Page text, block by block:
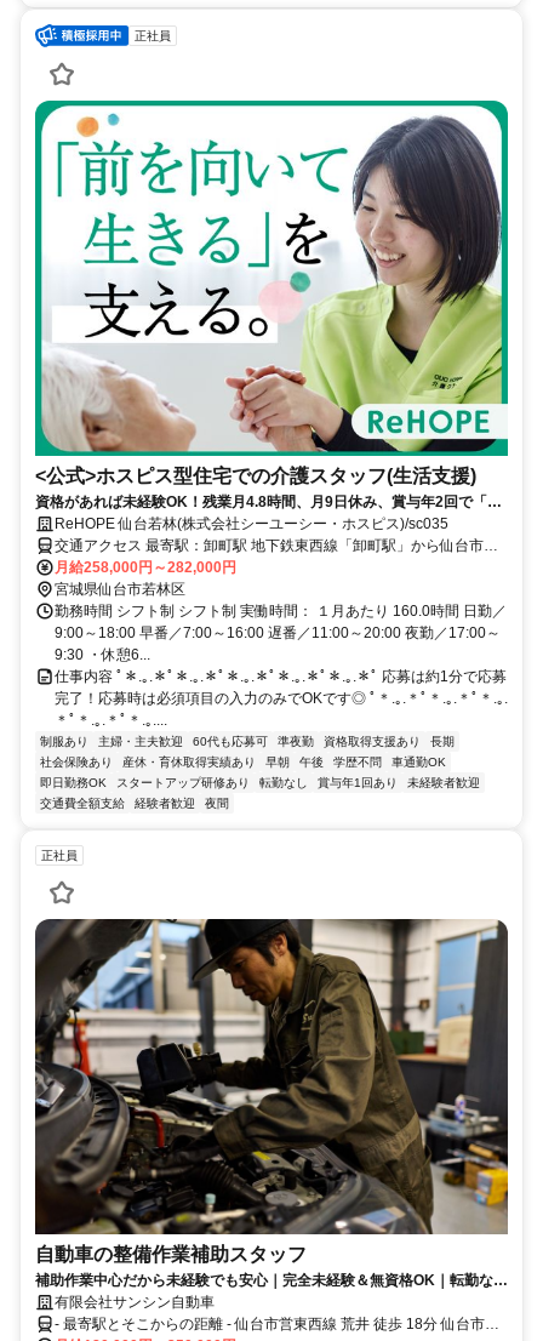
正社員
<公式>ホスピス型住宅での介護スタッフ(生活支援)
資格があれば未経験OK！残業月4.8時間、月9日休み、賞与年2回で「前
を向いて生きる」を支える仕事！
ReHOPE 仙台若林(株式会社シーユーシー・ホスピス)/sc035
交通アクセス 最寄駅：卸町駅 地下鉄東西線「卸町駅」から仙台市営
バス「市営バス霞の目営業所前」バス停より徒歩2分
月給258,000円～282,000円
宮城県仙台市若林区
勤務時間 シフト制 シフト制 実働時間： １月あたり 160.0時間 日勤／
9:00～18:00 早番／7:00～16:00 遅番／11:00～20:00 夜勤／17:00～
9:30 ・休憩6...
仕事内容 ﾟ＊.｡.＊ﾟ＊.｡.＊ﾟ＊.｡.＊ﾟ＊.｡.＊ﾟ＊.｡.＊ﾟ 応募は約1分で応募
完了！応募時は必須項目の入力のみでOKです◎ ﾟ＊.｡.＊ﾟ＊.｡.＊ﾟ＊.｡.
＊ﾟ＊.｡.＊ﾟ＊.｡....
制服あり 主婦・主夫歓迎 60代も応募可 準夜勤 資格取得支援あり
長期
社会保険あり
産休・育休取得実績あり 早朝 午後 学歴不問
車通勤OK
即日勤務OK
スタートアップ研修あり 転勤なし 賞与年1回あり
未経験者歓迎
交通費全額支給
経験者歓迎 夜間
正社員
自動車の整備作業補助スタッフ
補助作業中心だから未経験でも安心｜完全未経験＆無資格OK｜転勤なし
｜長期休暇あり｜資格取得支援制度あり
有限会社サンシン自動車
- 最寄駅とそこからの距離 - 仙台市営東西線 荒井 徒歩 18分 仙台市営